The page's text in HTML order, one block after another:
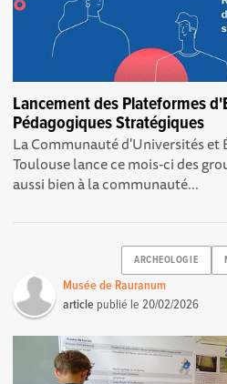
Lancement des Plateformes
Pédagogiques Stratégiques
La Communauté d'Universités et
Toulouse lance ce mois-ci des
aussi bien à la communauté...
ARCHEOLOGIE
Musée de Rauranum
article publié le20/02/2026